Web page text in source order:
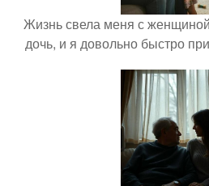
Жизнь свела меня с
дочь, и я довольно быстро